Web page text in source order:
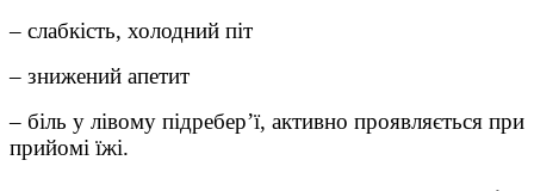
– слабкість, холодний піт
– знижений апетит
– біль у лівому підребер’ї, активно проявляється при
прийомі їжі.